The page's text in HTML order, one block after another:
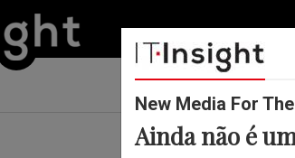
New Media For
Ainda não é